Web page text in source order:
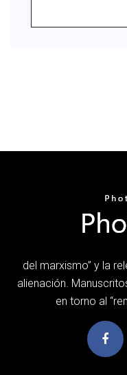
del marxismo” y la
alienación.
en torno al